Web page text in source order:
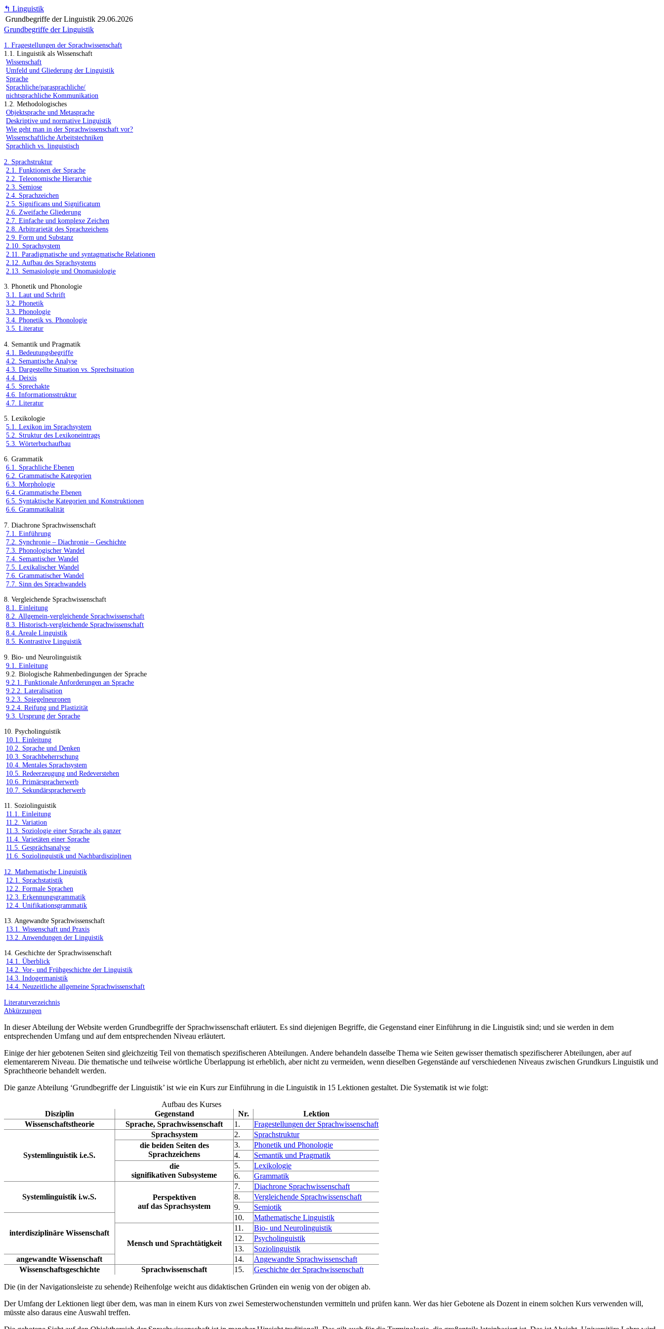
↰ Linguistik
Grundbegriffe der Linguistik 29.06.2026
Grundbegriffe der Linguistik
1. Fragestellungen der Sprachwissenschaft
1.1. Linguistik als Wissenschaft
Wissenschaft
Umfeld und Gliederung der Linguistik
Sprache
Sprachliche/parasprachliche/
nichtsprachliche Kommunikation
1.2. Methodologisches
Objektsprache und Metasprache
Deskriptive und normative Linguistik
Wie geht man in der Sprachwissenschaft vor?
Wissenschaftliche Arbeitstechniken
Sprachlich vs. linguistisch
2. Sprachstruktur
2.1. Funktionen der Sprache
2.2. Teleonomische Hierarchie
2.3. Semiose
2.4. Sprachzeichen
2.5. Significans und Significatum
2.6. Zweifache Gliederung
2.7. Einfache und komplexe Zeichen
2.8. Arbitrarietät des Sprachzeichens
2.9. Form und Substanz
2.10. Sprachsystem
2.11. Paradigmatische und syntagmatische Relationen
2.12. Aufbau des Sprachsystems
2.13. Semasiologie und Onomasiologie
3. Phonetik und Phonologie
3.1. Laut und Schrift
3.2. Phonetik
3.3. Phonologie
3.4. Phonetik vs. Phonologie
3.5. Literatur
4. Semantik und Pragmatik
4.1. Bedeutungsbegriffe
4.2. Semantische Analyse
4.3. Dargestellte Situation vs. Sprechsituation
4.4. Deixis
4.5. Sprechakte
4.6. Informationsstruktur
4.7. Literatur
5. Lexikologie
5.1. Lexikon im Sprachsystem
5.2. Struktur des Lexikoneintrags
5.3. Wörterbuchaufbau
6. Grammatik
6.1. Sprachliche Ebenen
6.2. Grammatische Kategorien
6.3. Morphologie
6.4. Grammatische Ebenen
6.5. Syntaktische Kategorien und Konstruktionen
6.6. Grammatikalität
7. Diachrone Sprachwissenschaft
7.1. Einführung
7.2. Synchronie – Diachronie – Geschichte
7.3. Phonologischer Wandel
7.4. Semantischer Wandel
7.5. Lexikalischer Wandel
7.6. Grammatischer Wandel
7.7. Sinn des Sprachwandels
8. Vergleichende Sprachwissenschaft
8.1. Einleitung
8.2. Allgemein-vergleichende Sprachwissenschaft
8.3. Historisch-vergleichende Sprachwissenschaft
8.4. Areale Linguistik
8.5. Kontrastive Linguistik
9. Bio- und Neurolinguistik
9.1. Einleitung
9.2. Biologische Rahmenbedingungen der Sprache
9.2.1. Funktionale Anforderungen an Sprache
9.2.2. Lateralisation
9.2.3. Spiegelneuronen
9.2.4. Reifung und Plastizität
9.3. Ursprung der Sprache
10. Psycholinguistik
10.1. Einleitung
10.2. Sprache und Denken
10.3. Sprachbeherrschung
10.4. Mentales Sprachsystem
10.5. Redeerzeugung und Redeverstehen
10.6. Primärspracherwerb
10.7. Sekundärspracherwerb
11. Soziolinguistik
11.1. Einleitung
11.2. Variation
11.3. Soziologie einer Sprache als ganzer
11.4. Varietäten einer Sprache
11.5. Gesprächsanalyse
11.6. Soziolinguistik und Nachbardisziplinen
12. Mathematische Linguistik
12.1. Sprachstatistik
12.2. Formale Sprachen
12.3. Erkennungsgrammatik
12.4. Unifikationsgrammatik
13. Angewandte Sprachwissenschaft
13.1. Wissenschaft und Praxis
13.2. Anwendungen der Linguistik
14. Geschichte der Sprachwissenschaft
14.1. Überblick
14.2. Vor- und Frühgeschichte der Linguistik
14.3. Indogermanistik
14.4. Neuzeitliche allgemeine Sprachwissenschaft
Literaturverzeichnis
Abkürzungen
In dieser Abteilung der Website werden Grundbegriffe der Sprachwissenschaft erläutert. Es sind diejenigen Begriffe, die Gegenstand einer Einführung in die Linguistik sind; und sie werden in dem
entsprechenden Umfang und auf dem entsprechenden Niveau erläutert.
Einige der hier gebotenen Seiten sind gleichzeitig Teil von thematisch spezifischeren Abteilungen. Andere behandeln dasselbe Thema wie Seiten gewisser thematisch spezifischerer Abteilungen, aber auf
elementarerem Niveau. Die thematische und teilweise wörtliche Überlappung ist erheblich, aber nicht zu vermeiden, wenn dieselben Gegenstände auf verschiedenen Niveaus zwischen Grundkurs Linguistik und
Sprachtheorie behandelt werden.
Die ganze Abteilung ‘Grundbegriffe der Linguistik’ ist wie ein Kurs zur Einführung in die Linguistik in 15 Lektionen gestaltet. Die Systematik ist wie folgt:
Aufbau des Kurses
Disziplin
Gegenstand Nr.
Lektion
Wissenschaftstheorie
Sprache, Sprachwissenschaft 1. Fragestellungen der Sprachwissenschaft
Systemlinguistik i.e.S.
Sprachsystem 2.
Sprachstruktur
die beiden Seiten des
Sprachzeichens
3.
Phonetik und Phonologie
4.
Semantik und Pragmatik
die
signifikativen Subsysteme
5.
Lexikologie
6.
Grammatik
Systemlinguistik i.w.S.
Perspektiven
auf das Sprachsystem
7.
Diachrone Sprachwissenschaft
8.
Vergleichende Sprachwissenschaft
9.
Semiotik
interdisziplinäre Wissenschaft
10. Mathematische Linguistik
Mensch und Sprachtätigkeit
11.
Bio- und Neurolinguistik
12.
Psycholinguistik
13.
Soziolinguistik
angewandte Wissenschaft
14.
Angewandte Sprachwissenschaft
Wissenschaftsgeschichte
Sprachwissenschaft 15. Geschichte der Sprachwissenschaft
Die (in der Navigationsleiste zu sehende) Reihenfolge weicht aus didaktischen Gründen ein wenig von der obigen ab.
Der Umfang der Lektionen liegt über dem, was man in einem Kurs von zwei Semesterwochenstunden vermitteln und prüfen kann. Wer das hier Gebotene als Dozent in einem solchen Kurs verwenden will,
müsste also daraus eine Auswahl treffen.